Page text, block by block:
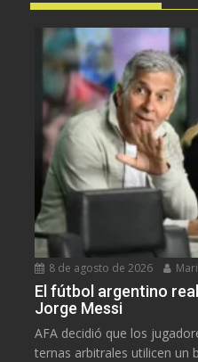
8 de agosto de 2026
El fútbol argentino
Jorge Messi
AFA decidió que los
ternas arbitrales utilicen un